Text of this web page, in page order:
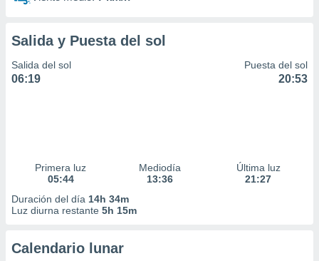
Salida y Puesta del sol
Salida del sol
06:19
Puesta del sol
20:53
Primera luz
05:44
Mediodía
13:36
Última luz
21:27
Duración del día 14h 34m
Luz diurna restante 5h 15m
Calendario lunar